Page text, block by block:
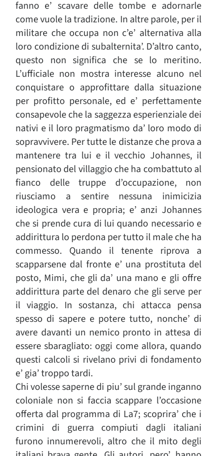
fanno e’ scavare delle tombe e adornarle
come vuole la tradizione. In altre parole, per il
militare che occupa non c’e’ alternativa alla
loro condizione di subalternita’. D’altro canto,
questo non significa che se lo meritino.
L’ufficiale non mostra interesse alcuno nel
conquistare o approfittare dalla situazione
per profitto personale, ed e’ perfettamente
consapevole che la saggezza esperienziale dei
nativi e il loro pragmatismo da’ loro modo di
sopravvivere. Per tutte le distanze che prova a
mantenere tra lui e il vecchio Johannes, il
pensionato del villaggio che ha combattuto al
fianco delle truppe d’occupazione, non
riusciamo a sentire nessuna inimicizia
ideologica vera e propria; e’ anzi Johannes
che si prende cura di lui quando necessario e
addirittura lo perdona per tutto il male che ha
commesso. Quando il tenente riprova a
scapparsene dal fronte e’ una prostituta del
posto, Mimi, che gli da’ una mano e gli offre
addirittura parte del denaro che gli serve per
il viaggio. In sostanza, chi attacca pensa
spesso di sapere e potere tutto, nonche’ di
avere davanti un nemico pronto in attesa di
essere sbaragliato: oggi come allora, quando
questi calcoli si rivelano privi di fondamento
e’ gia’ troppo tardi.
Chi volesse saperne di piu’ sul grande inganno
coloniale non si faccia scappare l’occasione
offerta dal programma di La7; scoprira’ che i
crimini di guerra compiuti dagli italiani
furono innumerevoli, altro che il mito degli